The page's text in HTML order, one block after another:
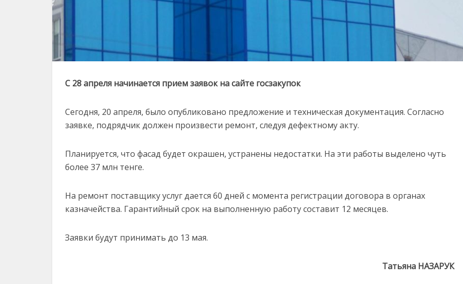
С 28 апреля начинается прием заявок на сайте госзакупок
Сегодня, 20 апреля, было опубликовано предложение и техническая документация. Согласно
заявке, подрядчик должен произвести ремонт, следуя дефектному акту.
Планируется, что фасад будет окрашен, устранены недостатки. На эти работы выделено чуть
более 37 млн тенге.
На ремонт поставщику услуг дается 60 дней с момента регистрации договора в органах
казначейства. Гарантийный срок на выполненную работу составит 12 месяцев.
Заявки будут принимать до 13 мая.
Татьяна НАЗАРУК